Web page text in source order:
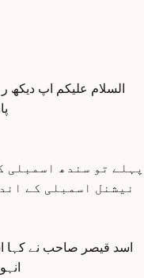
السلام علیکم اپ
پہلے تو سندھ اسمبلی
نیشنل اسمبلی کے
اسد قیصر صاحب نے کہا